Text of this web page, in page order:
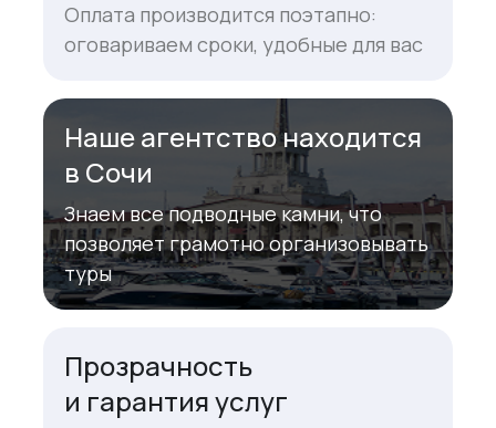
Оплата производится поэтапно:
оговариваем сроки, удобные для вас
Наше агентство находится
в Сочи
Знаем все подводные камни, что
позволяет грамотно организовывать
туры
Прозрачность
и гарантия услуг